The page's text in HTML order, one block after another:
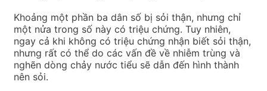
Khoảng một phần ba dân số bị sỏi thận, nhưng chỉ
một nửa trong số này có triệu chứng. Tuy nhiên,
ngay cả khi không có triệu chứng nhận biết sỏi thận,
nhưng rất có thể do các vấn đề về nhiễm trùng và
nghẽn dòng chảy nước tiểu sẽ dẫn đến hình thành
nên sỏi.